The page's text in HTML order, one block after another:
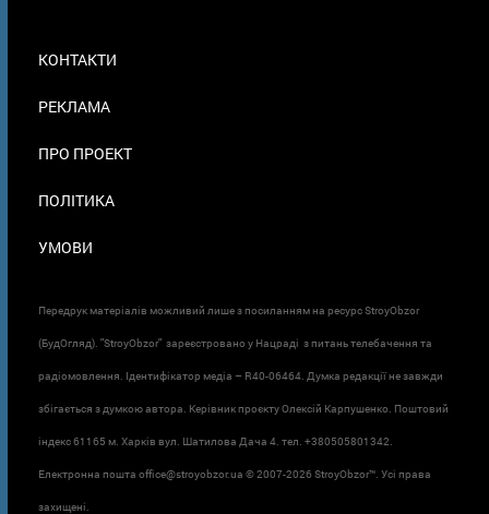
В
КОНТАКТИ
РЕКЛАМА
ПРО ПРОЕКТ
ПОЛІТИКА
УМОВИ
Передрук матеріалів можливий лише з посиланням на ресурс StroyObzor
(БудОгляд). "StroyObzor" зареєстровано у Нацраді з питань телебачення та
радіомовлення. Ідентифікатор медіа – R40-06464. Думка редакції не завжди
збігається з думкою автора. Керівник проєкту Олексій Карпушенко. Поштовий
індекс 61165 м. Харків вул. Шатилова Дача 4. тел. +380505801342.
Електронна пошта office@stroyobzor.ua © 2007-2026 StroyObzor™. Усі права
захищені.